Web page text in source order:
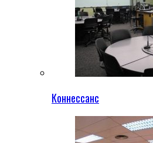
Коннессанс